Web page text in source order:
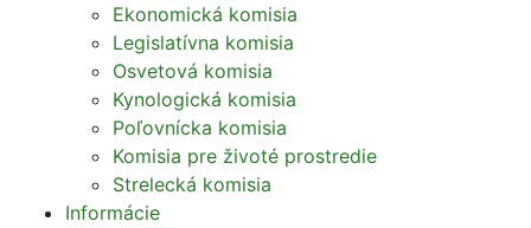
Ekonomická komisia
Legislatívna komisia
Osvetová komisia
Kynologická komisia
Poľovnícka komisia
Komisia pre životé prostredie
Strelecká komisia
Informácie